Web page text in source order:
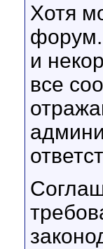
Хотя
форум.
и
все